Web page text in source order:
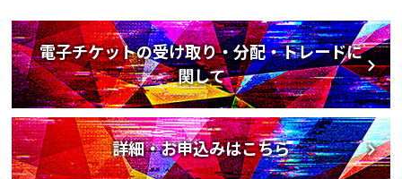
電子チケットの受け取り・分配・トレードに
関して
詳細・お申込みはこちら